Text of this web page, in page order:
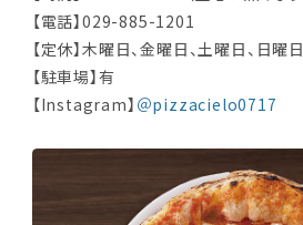
【電話】029-885-1201
【定休】木曜日、金曜日、土曜日、日曜日
【駐車場】有
【Instagram】 ＠pizzacielo0717